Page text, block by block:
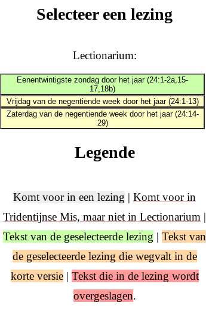
Selecteer een lezing
Lectionarium:
Eenentwintigste zondag door het jaar (24:1-2a,15-
17,18b)
Vrijdag van de negentiende week door het jaar (24:1-13)
Zaterdag van de negentiende week door het jaar (24:14-
29)
Legende
Komt voor in een lezing | Komt voor in
Tridentijnse Mis, maar niet in Lectionarium |
Tekst van de geselecteerde lezing | Tekst van
de geselecteerde lezing die wegvalt in de
korte versie| Tekst die in de lezing wordt
overgeslagen.